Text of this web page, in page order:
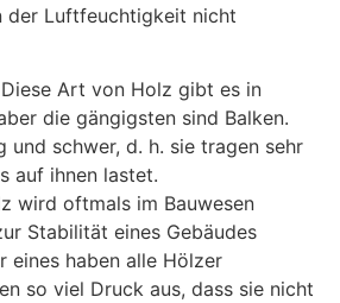
der Luftfeuchtigkeit nicht
Art von Holz gibt es in
die gängigsten sind Balken.
und schwer, d. h. sie tragen sehr
auf ihnen lastet.
wird oftmals im Bauwesen
Stabilität eines Gebäudes
eines haben alle Hölzer
so viel Druck aus, dass sie nicht